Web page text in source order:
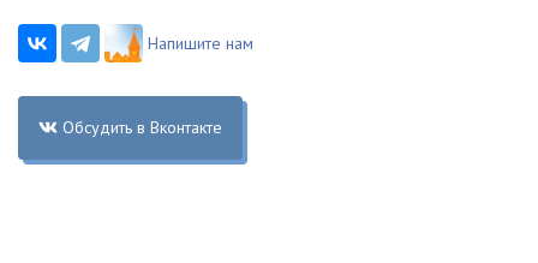
Напишите нам
Обсудить в Вконтакте